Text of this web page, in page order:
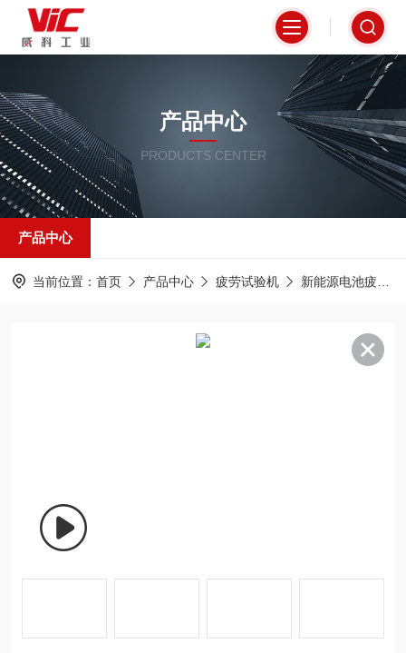
产品中心
PRODUCTS CENTER
产品中心
当前位置： 首页 产品中心 疲劳试验机 新能源电池疲劳测试